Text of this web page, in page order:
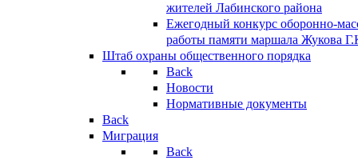
жителей Лабинского района
Ежегодный конкурс оборонно-
работы памяти маршала Жукова
Штаб охраны общественного порядка
Back
Новости
Нормативные документы
Back
Миграция
Back